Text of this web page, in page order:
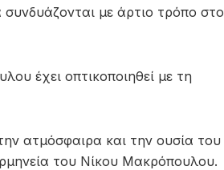
συνδυάζονται με άρτιο τρόπο στο
έχει οπτικοποιηθεί με τη
ατμόσφαιρα και την ουσία του
του Νίκου Μακρόπουλου.